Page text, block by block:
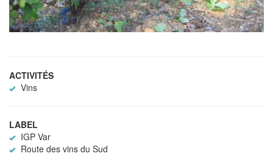
ACTIVITÉS
Vins
LABEL
IGP Var
Route des vins du Sud